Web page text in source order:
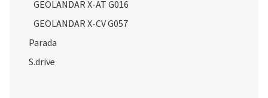
GEOLANDAR X-AT G016
GEOLANDAR X-CV G057
Parada
S.drive